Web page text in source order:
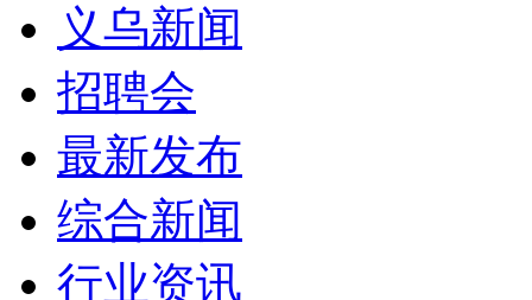
义乌新闻
招聘会
最新发布
综合新闻
行业资讯